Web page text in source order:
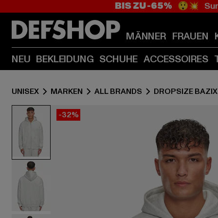
BIS ZU -65% 😲💥
MÄNNER FRAUEN
NEU BEKLEIDUNG SCHUHE ACCESSOIRES
UNISEX MARKEN ALL BRANDS DROPSIZE BAZIX
-32%